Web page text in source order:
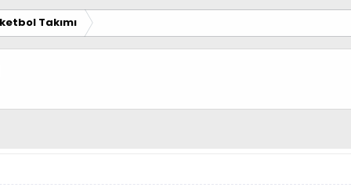
Takımı